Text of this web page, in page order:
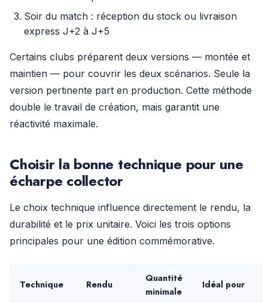
Soir du match : réception du stock ou livraison
express J+2 à J+5
Certains clubs préparent deux versions — montée et
maintien — pour couvrir les deux scénarios. Seule la
version pertinente part en production. Cette méthode
double le travail de création, mais garantit une
réactivité maximale.
Choisir la bonne technique pour une
écharpe collector
Le choix technique influence directement le rendu, la
durabilité et le prix unitaire. Voici les trois options
principales pour une édition commémorative.
Technique Rendu
Quantité
minimale
Idéal pour